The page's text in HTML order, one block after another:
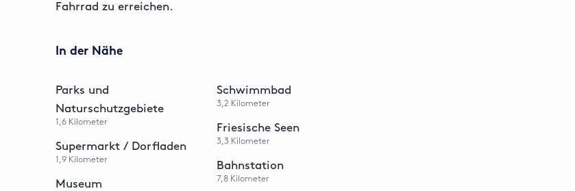
Fahrrad zu erreichen.
In der Nähe
Parks und
Naturschutzgebiete
1,6 Kilometer
Supermarkt / Dorfladen
1,9 Kilometer
Museum
Schwimmbad
3,2 Kilometer
Friesische Seen
3,3 Kilometer
Bahnstation
7,8 Kilometer